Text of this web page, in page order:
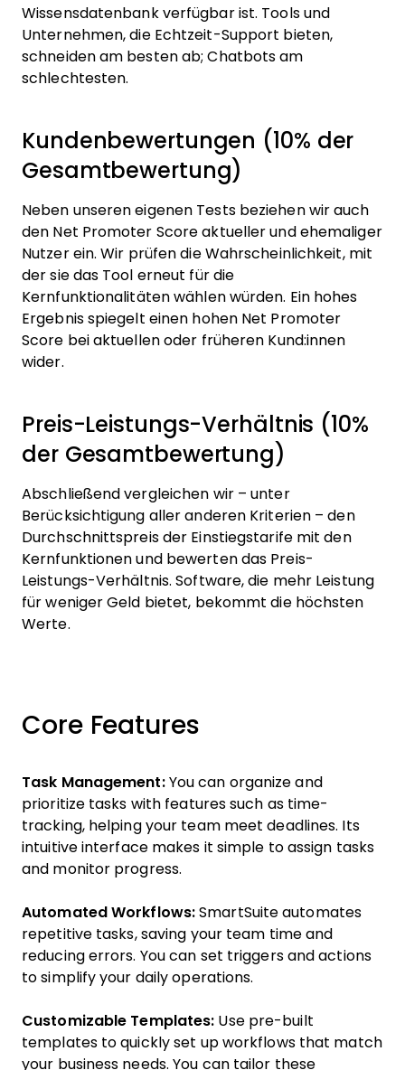
Wissensdatenbank verfügbar ist. Tools und
Unternehmen, die Echtzeit-Support bieten,
schneiden am besten ab; Chatbots am
schlechtesten.
Kundenbewertungen (10% der
Gesamtbewertung)
Neben unseren eigenen Tests beziehen wir auch
den Net Promoter Score aktueller und ehemaliger
Nutzer ein. Wir prüfen die Wahrscheinlichkeit, mit
der sie das Tool erneut für die
Kernfunktionalitäten wählen würden. Ein hohes
Ergebnis spiegelt einen hohen Net Promoter
Score bei aktuellen oder früheren Kund:innen
wider.
Preis-Leistungs-Verhältnis (10%
der Gesamtbewertung)
Abschließend vergleichen wir – unter
Berücksichtigung aller anderen Kriterien – den
Durchschnittspreis der Einstiegstarife mit den
Kernfunktionen und bewerten das Preis-
Leistungs-Verhältnis. Software, die mehr Leistung
für weniger Geld bietet, bekommt die höchsten
Werte.
Core Features
Task Management:You can organize and
prioritize tasks with features such as time-
tracking, helping your team meet deadlines. Its
intuitive interface makes it simple to assign tasks
and monitor progress.
Automated Workflows: SmartSuite automates
repetitive tasks, saving your team time and
reducing errors. You can set triggers and actions
to simplify your daily operations.
Customizable Templates: Use pre-built
templates to quickly set up workflows that match
your business needs. You can tailor these